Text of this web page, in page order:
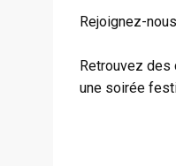
Rejoignez-
Retrouvez des
une soirée